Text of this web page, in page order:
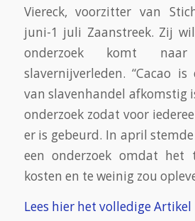
Viereck, voorzitter van
juni-1 juli Zaanstreek. Zij
onderzoek komt
slavernijverleden. “Cacao
van slavenhandel afkomstig
onderzoek zodat voor
er is gebeurd. In april
een onderzoek omdat het
kosten en te weinig zou
Lees hier het volledige Artikel